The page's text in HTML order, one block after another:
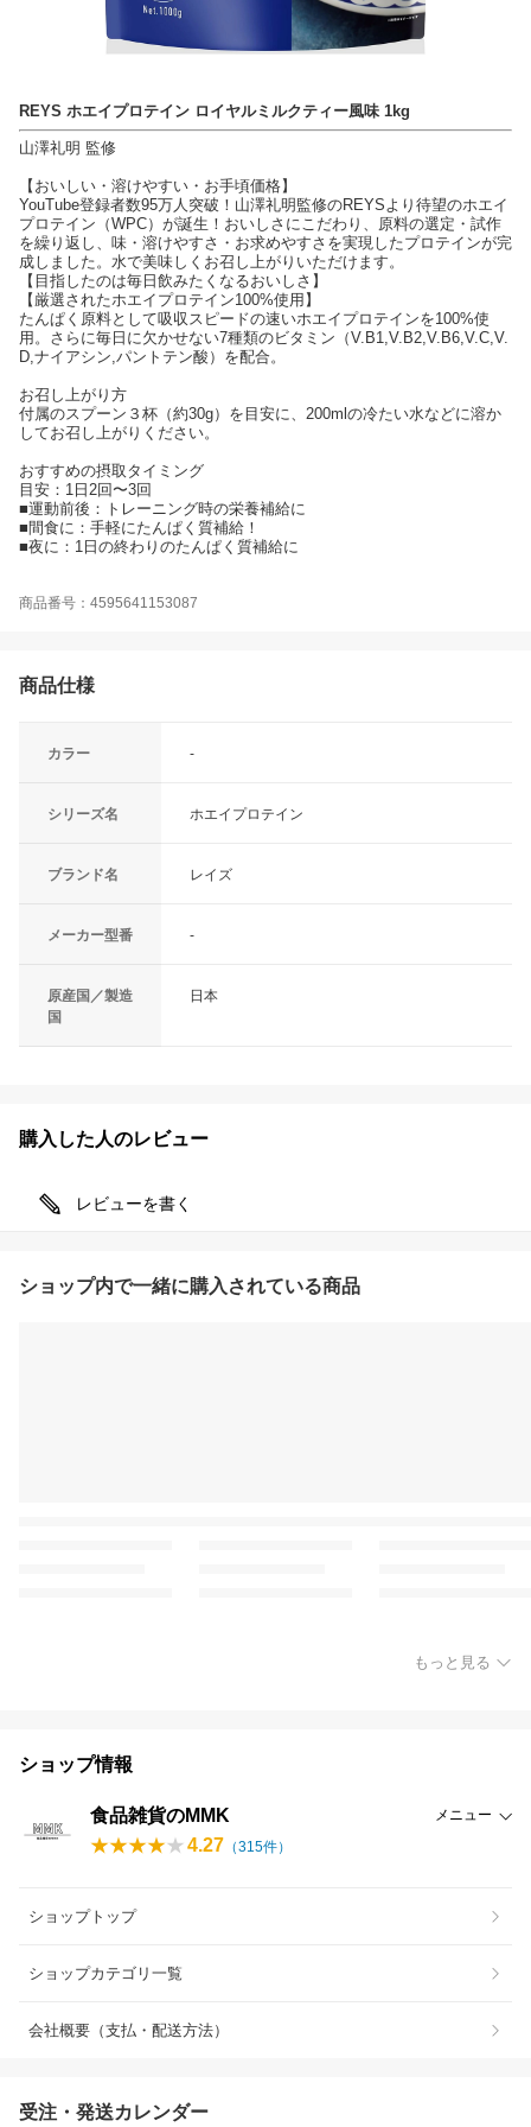
REYS ホエイプロテイン ロイヤルミルクティー風味 1kg
山澤礼明 監修
【おいしい・溶けやすい・お手頃価格】
YouTube登録者数95万人突破！山澤礼明監修のREYSより待望のホエイ
プロテイン（WPC）が誕生！おいしさにこだわり、原料の選定・試作
を繰り返し、味・溶けやすさ・お求めやすさを実現したプロテインが完
成しました。水で美味しくお召し上がりいただけます。
【目指したのは毎日飲みたくなるおいしさ】
【厳選されたホエイプロテイン100%使用】
たんぱく原料として吸収スピードの速いホエイプロテインを100%使
用。さらに毎日に欠かせない7種類のビタミン（V.B1,V.B2,V.B6,V.C,V.
D,ナイアシン,パントテン酸）を配合。
お召し上がり方
付属のスプーン３杯（約30g）を目安に、200mlの冷たい水などに溶か
してお召し上がりください。
おすすめの摂取タイミング
目安：1日2回〜3回
■運動前後：トレーニング時の栄養補給に
■間食に：手軽にたんぱく質補給！
■夜に：1日の終わりのたんぱく質補給に
商品番号：4595641153087
商品仕様
カラー -
シリーズ名 ホエイプロテイン
ブランド名 レイズ
メーカー型番 -
原産国／製造
国
日本
購入した人のレビュー
レビューを書く
ショップ内で一緒に購入されている商品
もっと見る
ショップ情報
食品雑貨のMMK メニュー
4.27 （315件）
ショップトップ
ショップカテゴリ一覧
会社概要（支払・配送方法）
受注・発送カレンダー